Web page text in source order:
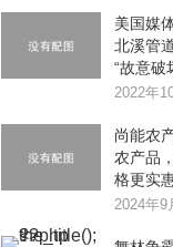
美国媒
北溪管
“故意破
2022年
尚能农
农产品
格更实
2024年9